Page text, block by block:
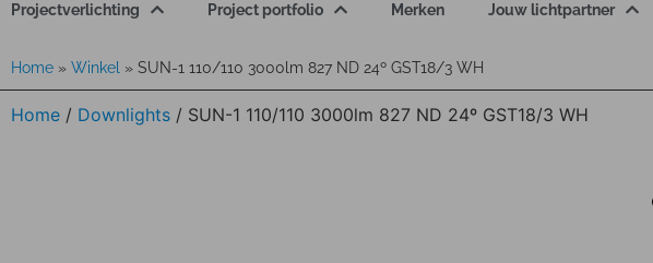
Projectverlichting Project portfolio Merken Jouw lichtpartner
Home » Winkel » SUN-1 110/110 3000lm 827 ND 24º GST18/3 WH
Home / Downlights / SUN-1 110/110 3000lm 827 ND 24º GST18/3 WH